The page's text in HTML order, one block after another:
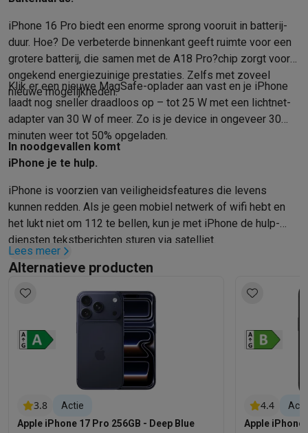
iPhone 16 Pro biedt een enorme sprong vooruit in batterij­
duur. Hoe? De verbeterde binnen­kant geeft ruimte voor een
grotere batterij, die samen met de A18 Pro?chip zorgt voor
ongekend energie­zuinige prestaties. Zelfs met zoveel
nieuwe mogelijkheden.
Klik er een nieuwe MagSafe-oplader aan vast en je iPhone
laadt nog sneller draadloos op – tot 25 W met een lichtnet­
adapter van 30 W of meer. Zo is je device in ongeveer 30
minuten weer tot 50% opgeladen.
In nood­gevallen komt
iPhone je te hulp.
iPhone is voorzien van veiligheids­features die levens
kunnen redden. Als je geen mobiel netwerk of wifi hebt en
het lukt niet om 112 te bellen, kun je met iPhone de hulp­
diensten tekst­berichten sturen via satelliet.
Lees meer
Alternatieve producten
3.8
Actie
Apple iPhone 17 Pro 256GB - Deep Blue
4.4
Apple iPhone